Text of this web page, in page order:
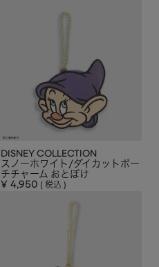
DISNEY COLLECTION
スノーホワイト/ダイカットポー
チチャーム おとぼけ
¥ 4,950 税込